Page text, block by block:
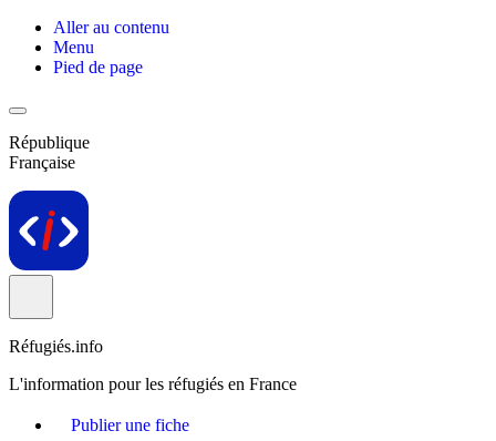
Aller au contenu
Menu
Pied de page
République
Française
Réfugiés.info
L'information pour les réfugiés en France
Publier une fiche